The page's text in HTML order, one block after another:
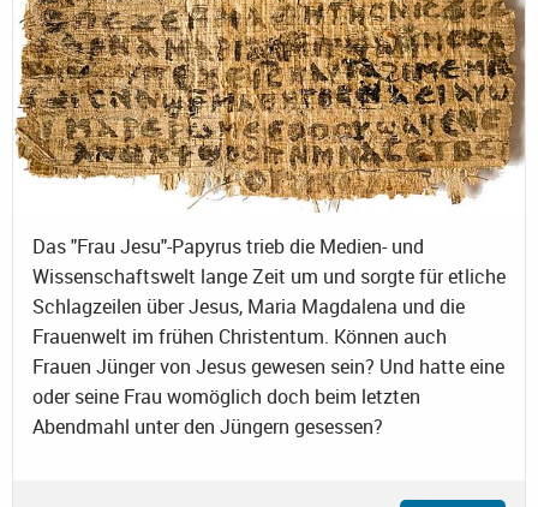
Das "Frau Jesu"-Papyrus trieb die Medien- und
Wissenschaftswelt lange Zeit um und sorgte für etliche
Schlagzeilen über Jesus, Maria Magdalena und die
Frauenwelt im frühen Christentum. Können auch
Frauen Jünger von Jesus gewesen sein? Und hatte eine
oder seine Frau womöglich doch beim letzten
Abendmahl unter den Jüngern gesessen?